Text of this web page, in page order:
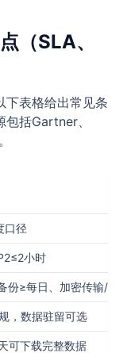
（SLA、
下表格给出常见条
括Gartner、
口径
小时
份≥每日、加密传输/存
，数据驻留可选
可下载完整数据